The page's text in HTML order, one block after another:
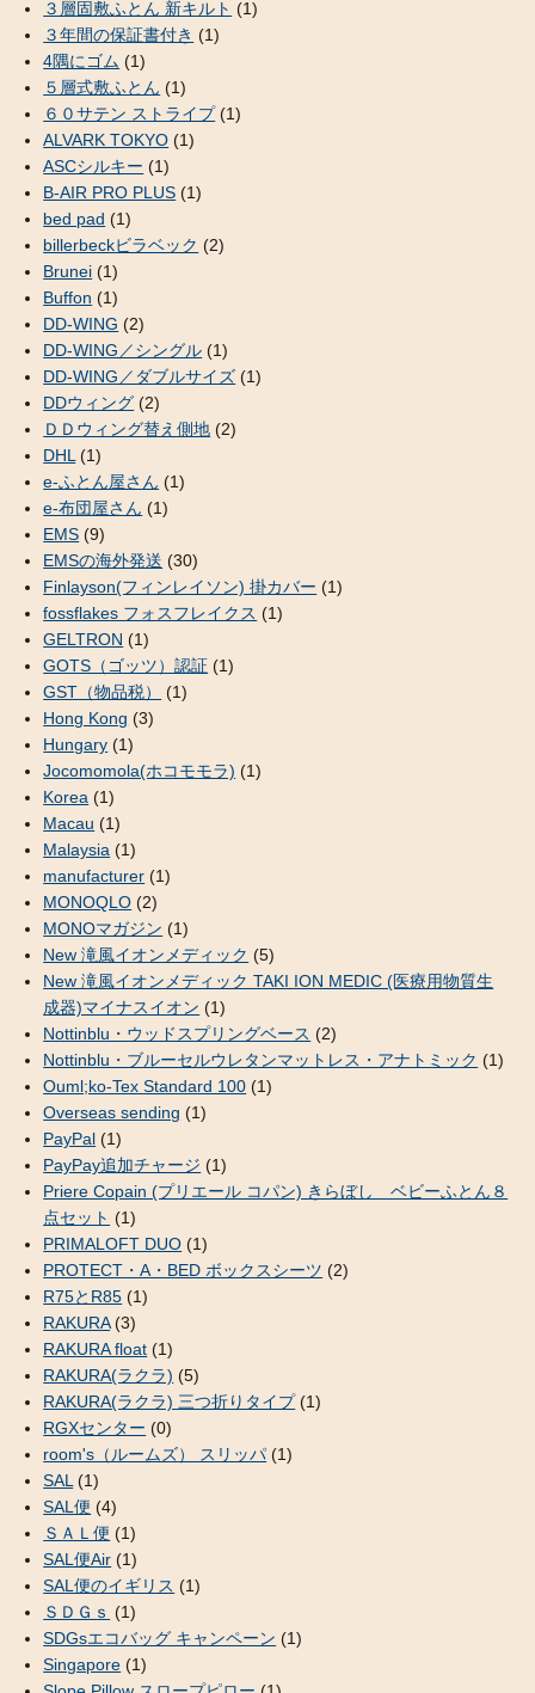
３層固敷ふとん 新キルト (1)
３年間の保証書付き (1)
4隅にゴム (1)
５層式敷ふとん (1)
６０サテン ストライプ(1)
ALVARK TOKYO (1)
ASCシルキー (1)
B-AIR PRO PLUS (1)
bed pad (1)
billerbeckビラベック (2)
Brunei (1)
Buffon (1)
DD-WING (2)
DD-WING／シングル (1)
DD-WING／ダブルサイズ (1)
DDウィング (2)
ＤＤウィング替え側地 (2)
DHL (1)
e-ふとん屋さん (1)
e-布団屋さん (1)
EMS (9)
EMSの海外発送 (30)
Finlayson(フィンレイソン) 掛カバー (1)
fossflakes フォスフレイクス (1)
GELTRON (1)
GOTS（ゴッツ）認証 (1)
GST（物品税）
(1)
Hong Kong (3)
Hungary (1)
Jocomomola(ホコモモラ) (1)
Korea (1)
Macau (1)
Malaysia (1)
manufacturer (1)
MONOQLO (2)
MONOマガジン (1)
New 滝風イオンメディック (5)
New 滝風イオンメディック TAKI ION MEDIC (医療用物質生
成器)マイナスイオン (1)
Nottinblu・ウッドスプリングベース (2)
Nottinblu・ブルーセルウレタンマットレス・アナトミック (1)
Ouml;ko-Tex Standard 100 (1)
Overseas sending (1)
PayPal (1)
PayPay追加チャージ (1)
Priere Copain (プリエール コパン) きらぼし ベビーふとん８
点セット (1)
PRIMALOFT DUO (1)
PROTECT・A・BED ボックスシーツ (2)
R75とR85 (1)
RAKURA(3)
RAKURA float (1)
RAKURA(ラクラ) (5)
RAKURA(ラクラ) 三つ折りタイプ(1)
RGXセンター (0)
room's（ルームズ） スリッパ (1)
SAL (1)
SAL便 (4)
ＳＡＬ便 (1)
SAL便Air (1)
SAL便のイギリス (1)
ＳＤＧｓ (1)
SDGsエコバッグ キャンペーン (1)
Singapore (1)